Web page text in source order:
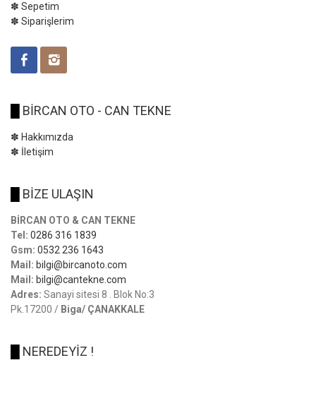
✽ Sepetim
✽ Siparişlerim
BİRCAN OTO - CAN TEKNE
✽ Hakkımızda
✽ İletişim
BİZE ULAŞIN
BİRCAN OTO & CAN TEKNE
Tel: 0286 316 1839
Gsm: 0532 236 1643
Mail: bilgi@bircanoto.com
Mail: bilgi@cantekne.com
Adres: Sanayi sitesi 8 . Blok No:3
Pk.17200 / Biga/ ÇANAKKALE
NEREDEYİZ !